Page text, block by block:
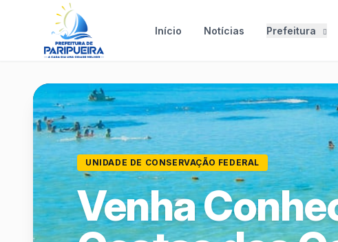
Início Notícias Prefeitura
UNIDADE DE CONSERVAÇÃO FEDERAL
Venha